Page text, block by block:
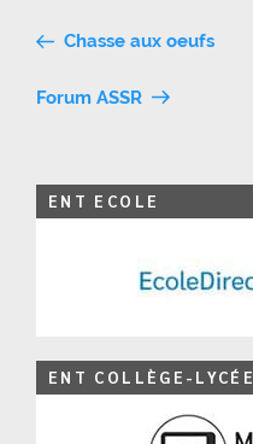
Navigation
de
Chasse aux oeufs
Forum ASSR
ENT ECOLE
ENT COLLÈGE-LYCÉE